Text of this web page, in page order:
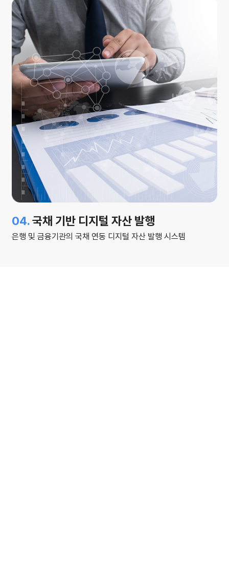
04.국채 기반 디지털 자산 발행
은행 및 금융기관의 국채 연동 디지털 자산 발행 시스템